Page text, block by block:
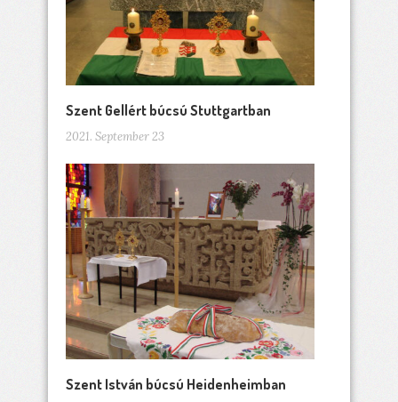
Szent Gellért búcsú Stuttgartban
2021. September 23
Szent István búcsú Heidenheimban